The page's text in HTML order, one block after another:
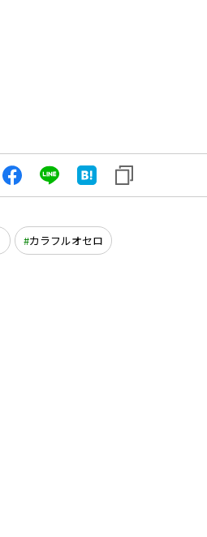
カラフルオセロ